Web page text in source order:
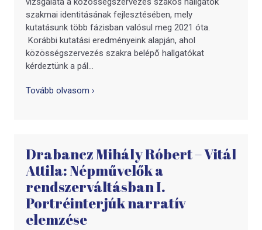
szakmai identitásának fejlesztésében, mely
kutatásunk több fázisban valósul meg 2021 óta.
Korábbi kutatási eredményeink alapján, ahol
közösségszervezés szakra belépő hallgatókat
kérdeztünk a pál...
Tovább olvasom ›
Drabancz Mihály Róbert – Vitál
Attila: Népművelők a
rendszerváltásban I.
Portréinterjúk narratív
elemzése